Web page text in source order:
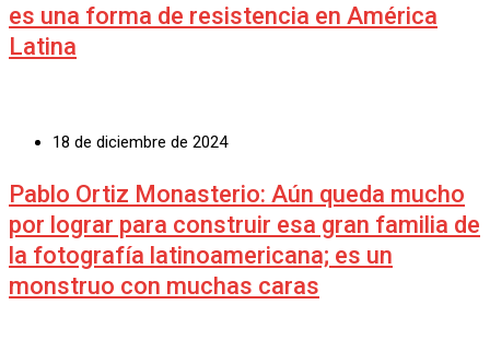
es una forma de resistencia en América
Latina
18 de diciembre de 2024
Pablo Ortiz Monasterio: Aún queda mucho
por lograr para construir esa gran familia de
la fotografía latinoamericana; es un
monstruo con muchas caras